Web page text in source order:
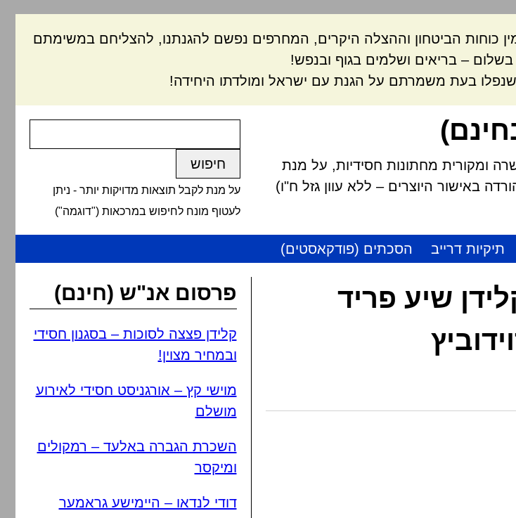
כוחות הביטחון וההצלה היקרים, המחרפים נפשם להגנתנו, להצליחם במשימתם
– בריאים ושלמים בגוף ובנפש!
בעת משמרתם על הגנת עם ישראל ומולדתו היחידה!
ומקורית מחתונות חסידיות, על מנת
באישור היוצרים – ללא עוון גזל ח"ו)
על מנת לקבל תוצאות מדויקות יותר - ניתן
לעטוף מונח לחיפוש במרכאות ("דוגמה")
תיקיות דרייב הסכתים (פודקאסטים)
שיע פריד
פרסום אנ"ש (חינם)
קלידן פצצה לסוכות – בסגנון חסידי
ובמחיר מצוין!
מוישי קץ – אורגניסט חסידי לאירוע
מושלם
השכרת הגברה באלעד – רמקולים
ומיקסר
דודי לנדאו – היימישע גראמער